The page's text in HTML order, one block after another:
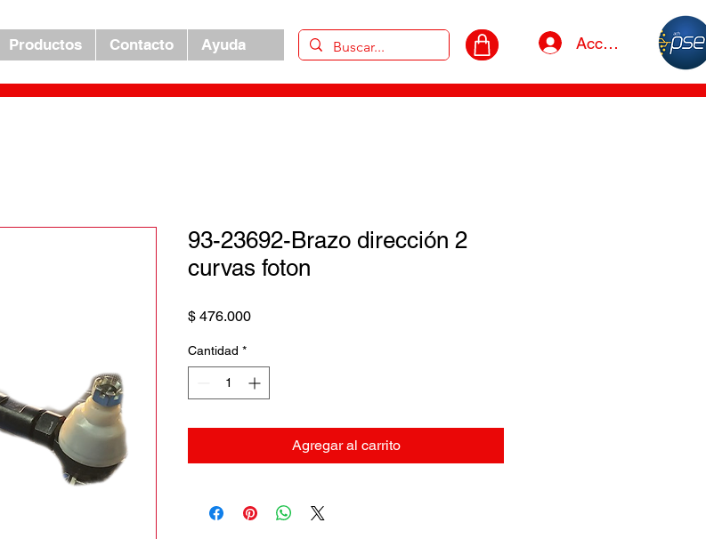
Productos Contacto Ayuda Acceso
93-23692-Brazo dirección 2
curvas foton
$ 476.000Precio
Cantidad *
Agregar al carrito